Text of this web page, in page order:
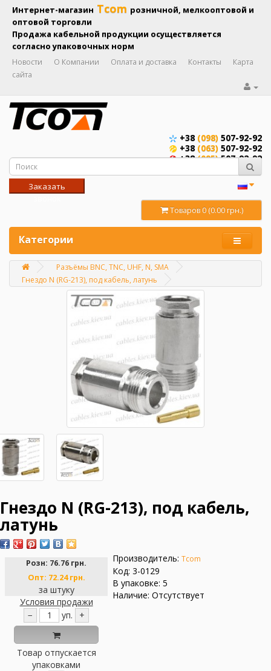
Интернет-магазин Tcom розничной, мелкооптовой и
оптовой торговли
Продажа кабельной продукции осуществляется
согласно упаковочных норм
Новости О Компании Оплата и доставка Контакты
Карта
сайта
+38 (098) 507-92-92
+38 (063) 507-92-92
+38(095)507-92-92
Заказать
Товаров 0 (0.00 грн.)
Категории
Главная
Разъёмы BNC, TNC, UHF, N, SMA
Гнездо N (RG-213), под кабель, латунь
Гнездо N (RG-213), под кабель,
латунь
Розн: 76.76 грн.
Опт: 72.24 грн.
за штуку
Условия продажи
−
уп. +
Товар отпускается
упаковками
Производитель: Tcom
Код: 3-0129
В упаковке: 5
Наличие: Отсутствует